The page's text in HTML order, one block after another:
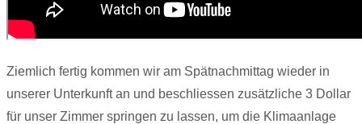
Ziemlich fertig kommen wir am Spätnachmittag wieder in
unserer Unterkunft an und beschliessen zusätzliche 3 Dollar
für unser Zimmer springen zu lassen, um die Klimaanlage